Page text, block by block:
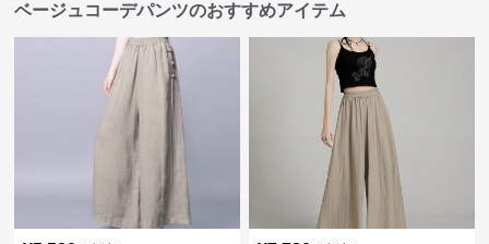
ベージュコーデパンツのおすすめアイテム